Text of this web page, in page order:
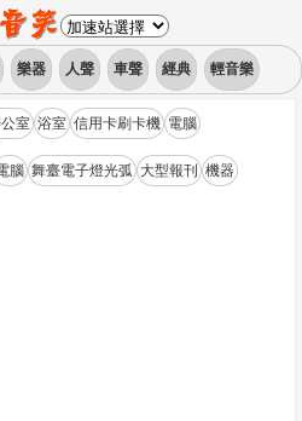
樂器 人聲 車聲 經典 輕音樂
室 浴室 信用卡刷卡機 電腦
腦 舞臺電子燈光弧 大型報刊 機器